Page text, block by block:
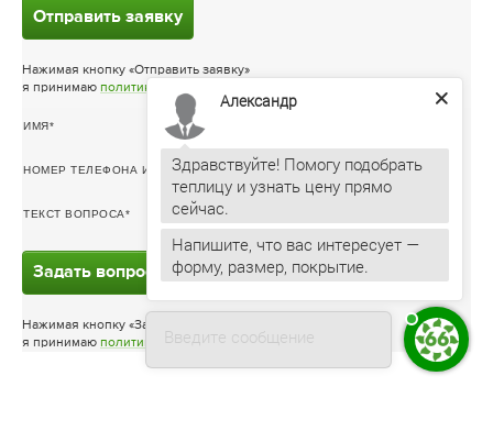
Отправить заявку
Нажимая кнопку «Отправить заявку»
я принимаю политику конфиденциальности
ИМЯ
НОМЕР ТЕЛЕФОНА ИЛИ ЭЛ. ПОЧТА
ТЕКСТ ВОПРОСА
Задать вопрос
Нажимая кнопку «Задать вопрос»
я принимаю политику конфиденциальности
Введите сообщение
Александр
Здравствуйте! Помогу подобрать
теплицу и узнать цену прямо
Напишите, что вас интересует —
форму, размер, покрытие.